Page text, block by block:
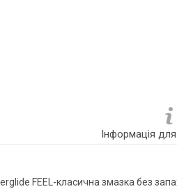
Інформація
FEEL-класична змазка без